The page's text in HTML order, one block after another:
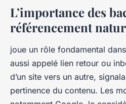
L’importance des
référencement
joue un rôle fondamental
aussi appelé lien retour ou
d’un site vers un autre,
pertinence du contenu. Les